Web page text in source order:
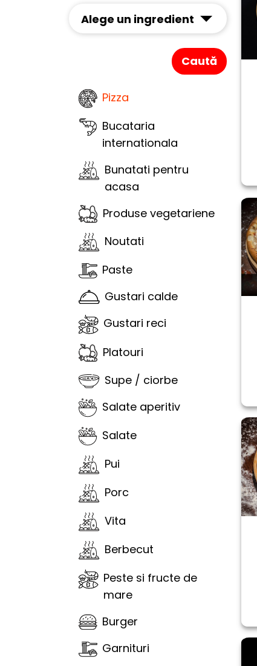
Alege un ingredient
Caută
Pizza
Bucataria
internationala
Bunatati pentru
acasa
Produse vegetariene
Noutati
Paste
Gustari calde
Gustari reci
Platouri
Supe / ciorbe
Salate aperitiv
Salate
Pui
Porc
Vita
Berbecut
Peste si fructe de
mare
Burger
Garnituri